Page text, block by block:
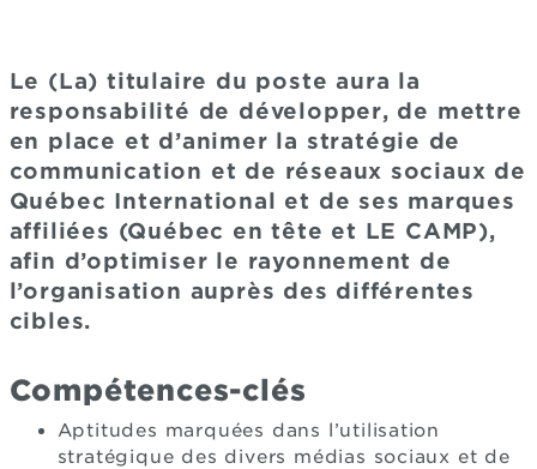
Le (La) titulaire du poste aura la
responsabilité de développer, de mettre
en place et d’animer la stratégie de
communication et de réseaux sociaux de
Québec International et de ses marques
affiliées (Québec en tête et LE CAMP),
afin d’optimiser le rayonnement de
l’organisation auprès des différentes
cibles.
Compétences-clés
Aptitudes marquées dans l’utilisation
stratégique des divers médias sociaux et de